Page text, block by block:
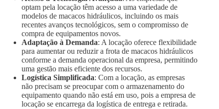
optam pela locação têm acesso a uma variedade de
modelos de macacos hidráulicos, incluindo os mais
recentes avanços tecnológicos, sem o compromisso de
compra de equipamentos novos.
Adaptação à Demanda: A locação oferece flexibilidade
para aumentar ou reduzir a frota de macacos hidráulicos
conforme a demanda operacional da empresa, permitindo
uma gestão mais eficiente dos recursos.
Logística Simplificada: Com a locação, as empresas
não precisam se preocupar com o armazenamento do
equipamento quando não está em uso, pois a empresa de
locação se encarrega da logística de entrega e retirada.